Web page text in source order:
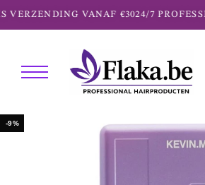
VANAF €3024/7
-9%